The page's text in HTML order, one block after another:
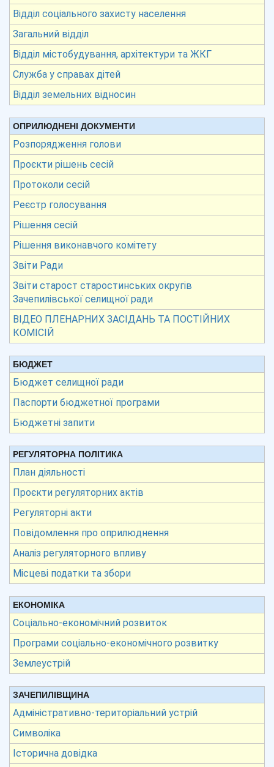
Відділ соціального захисту населення
Загальний відділ
Відділ містобудування, архітектури та ЖКГ
Служба у справах дітей
Відділ земельних відносин
ОПРИЛЮДНЕНІ ДОКУМЕНТИ
Розпорядження голови
Проєкти рішень сесій
Протоколи сесій
Реєстр голосування
Рішення сесій
Рішення виконавчого комітету
Звіти Ради
Звіти старост старостинських округів
Зачепилівської селищної ради
ВІДЕО ПЛЕНАРНИХ ЗАСІДАНЬ ТА ПОСТІЙНИХ
КОМІСІЙ
БЮДЖЕТ
Бюджет селищної ради
Паспорти бюджетної програми
Бюджетні запити
РЕГУЛЯТОРНА ПОЛІТИКА
План діяльності
Проєкти регуляторних актів
Регуляторні акти
Повідомлення про оприлюднення
Аналіз регуляторного впливу
Місцеві податки та збори
ЕКОНОМІКА
Соціально-економічний розвиток
Програми соціально-економічного розвитку
Землеустрій
ЗАЧЕПИЛІВЩИНА
Адміністративно-територіальний устрій
Символіка
Історична довідка